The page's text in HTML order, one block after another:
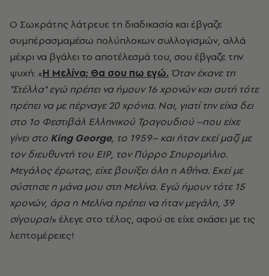
Ο Σωκράτης λάτρευε τη διαδικασία και έβγαζε
συμπέρασμαμέσω πολύπλοκων συλλογισμών, αλλά
μέχρι να βγάλει το αποτέλεσμά του, σου έβγαζε την
ψυχή: «Η Μελίνα; Θα σου πω εγώ. Όταν έκανε τη
"Στέλλα" εγώ πρέπει να ήμουν 16 χρονών και αυτή τότε
πρέπει να με πέρναγε 20 χρόνια. Ναι, γιατί την είχα δει
στο 1ο Φεστιβάλ Ελληνικού Τραγουδιού –που είχε
γίνει στο King George, το 1959– και ήταν εκεί μαζί με
τον διευθυντή του ΕΙΡ, τον Πύρρο Σπυρομήλιο.
Μεγάλος έρωτας, είχε βουίξει όλη η Αθήνα. Εκεί με
σύστησε η μάνα μου στη Μελίνα. Εγώ ήμουν τότε 15
χρονών, άρα η Μελίνα πρέπει να ήταν μεγάλη, 39
σίγουρα!» έλεγε στο τέλος, αφού σε είχε σκάσει με τις
λεπτομέρειες!